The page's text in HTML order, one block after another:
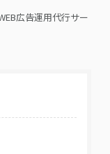
広告運用代行サー